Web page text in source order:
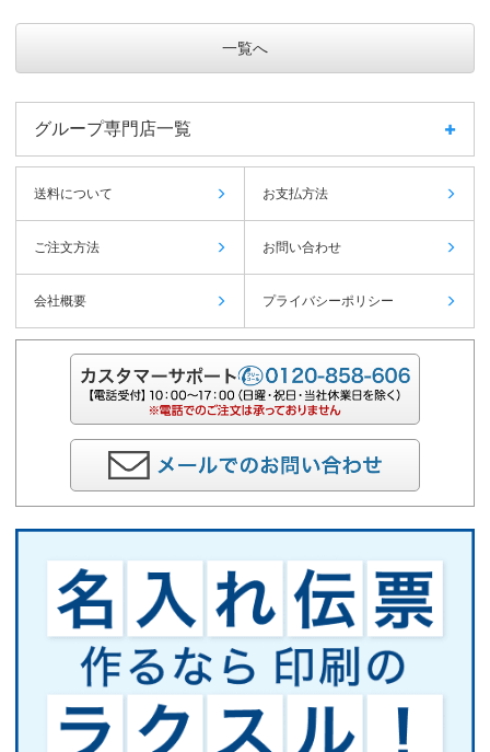
一覧へ
グループ専門店一覧
送料について お支払方法
ご注文方法 お問い合わせ
会社概要 プライバシーポリシー